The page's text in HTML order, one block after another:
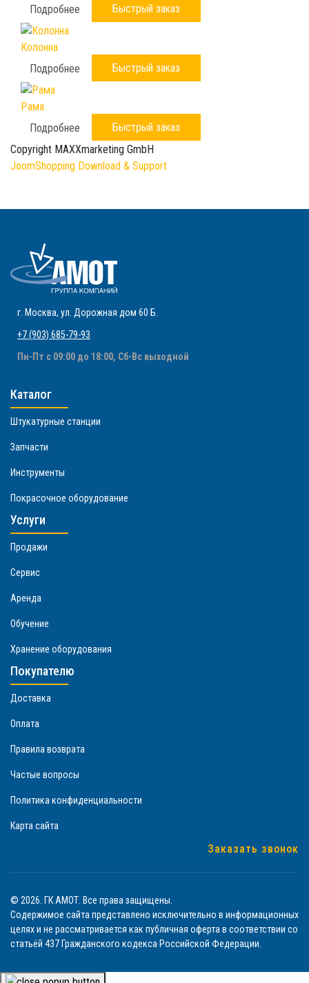
Подробнее
Быстрый заказ
Колонна
Подробнее
Быстрый заказ
Рама
Подробнее
Быстрый заказ
Copyright MAXXmarketing GmbH
JoomShopping Download & Support
г. Москва, ул. Дорожная дом 60 Б
+7 (903) 685-79-93
Пн-Пт с 09:00 до 18:00, Сб-Вс выходной
Каталог
Штукатурные станции
Запчасти
Инструменты
Покрасочное оборудование
Услуги
Продажи
Сервис
Аренда
Обучение
Хранение оборудования
Покупателю
Доставка
Оплата
Правила возврата
Частые вопросы
Политика конфиденциальности
Карта сайта
Заказать звонок
© 2026. ГК АМОТ. Все права защищены.
Содержимое сайта представлено исключительно в информационных
целях и не рассматривается как публичная оферта в соответствии со
статьёй 437 Гражданского кодекса Российской Федерации.